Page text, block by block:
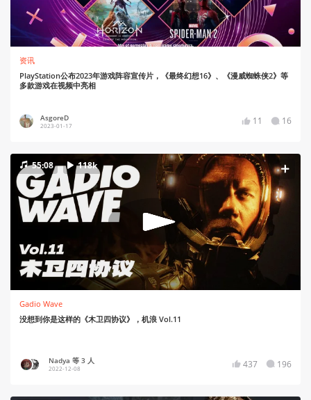
资讯
PlayStation公布2023年游戏阵容宣传片，《最终幻想16》、《漫威蜘蛛侠2》等
多款游戏在视频中亮相
AsgoreD
2023-01-17 11 16
55:08 118k
Gadio Wave
没想到你是这样的《木卫四协议》，机浪 Vol.11
Nadya 等 3 人
2022-12-08 437 196